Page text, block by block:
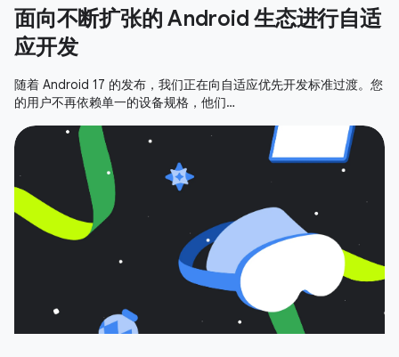
面向不断扩张的 Android 生态进行自适
应开发
随着 Android 17 的发布，我们正在向自适应优先开发标准过渡。您
的用户不再依赖单一的设备规格，他们…